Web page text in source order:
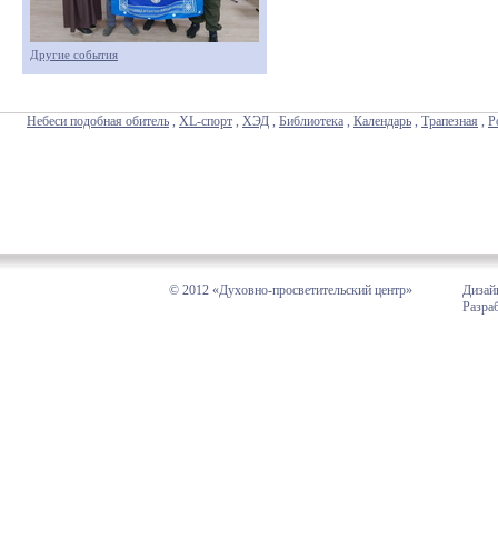
Другие события
Небеси подобная обитель , XL-спорт , ХЭД , Библиотека , Календарь , Трапезная ,
© 2012 «Духовно-просветительский центр»